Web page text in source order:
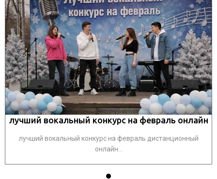
лучший вокальный конкурс на февраль онлайн
лучший вокальный конкурс на февраль дистанционный
онлайн...